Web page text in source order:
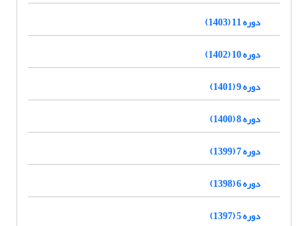
دوره 11 (1403)
دوره 10 (1402)
دوره 9 (1401)
دوره 8 (1400)
دوره 7 (1399)
دوره 6 (1398)
دوره 5 (1397)